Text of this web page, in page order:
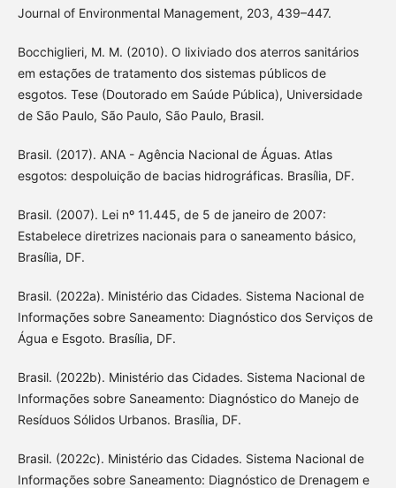
Journal of Environmental Management, 203, 439–447.
Bocchiglieri, M. M. (2010). O lixiviado dos aterros sanitários
em estações de tratamento dos sistemas públicos de
esgotos. Tese (Doutorado em Saúde Pública), Universidade
de São Paulo, São Paulo, São Paulo, Brasil.
Brasil. (2017). ANA - Agência Nacional de Águas. Atlas
esgotos: despoluição de bacias hidrográficas. Brasília, DF.
Brasil. (2007). Lei nº 11.445, de 5 de janeiro de 2007:
Estabelece diretrizes nacionais para o saneamento básico,
Brasília, DF.
Brasil. (2022a). Ministério das Cidades. Sistema Nacional de
Informações sobre Saneamento: Diagnóstico dos Serviços de
Água e Esgoto. Brasília, DF.
Brasil. (2022b). Ministério das Cidades. Sistema Nacional de
Informações sobre Saneamento: Diagnóstico do Manejo de
Resíduos Sólidos Urbanos. Brasília, DF.
Brasil. (2022c). Ministério das Cidades. Sistema Nacional de
Informações sobre Saneamento: Diagnóstico de Drenagem e